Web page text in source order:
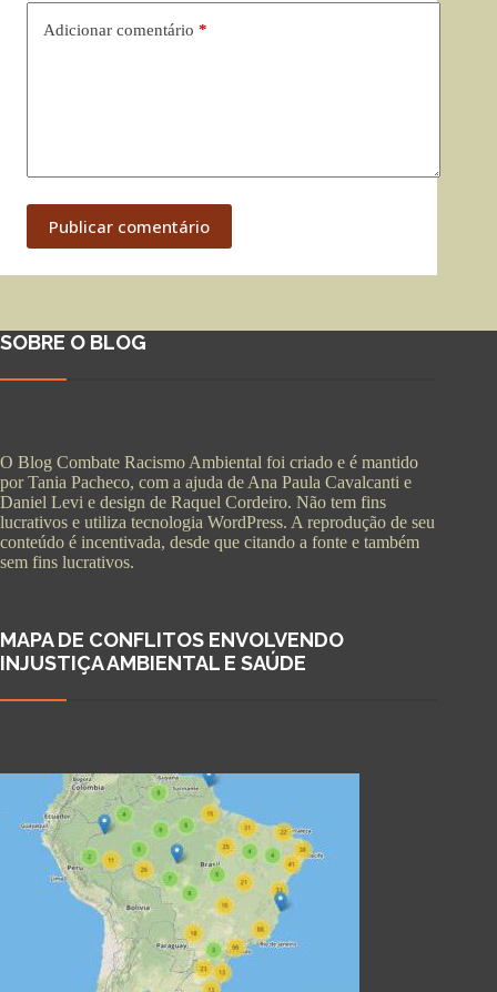
Adicionar comentário *
Publicar comentário
SOBRE O BLOG
O Blog Combate Racismo Ambiental foi criado e é mantido
por Tania Pacheco, com a ajuda de Ana Paula Cavalcanti e
Daniel Levi e design de Raquel Cordeiro. Não tem fins
lucrativos e utiliza tecnologia WordPress. A reprodução de seu
conteúdo é incentivada, desde que citando a fonte e também
sem fins lucrativos.
MAPA DE CONFLITOS ENVOLVENDO
INJUSTIÇA AMBIENTAL E SAÚDE